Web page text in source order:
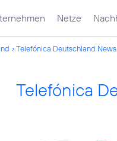
Netze
Telefónica Deutschland News
Telefónica